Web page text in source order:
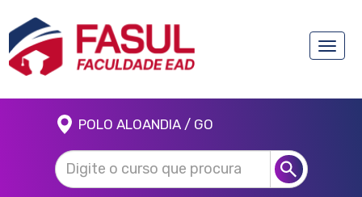
Toggle
POLO ALOANDIA / GO